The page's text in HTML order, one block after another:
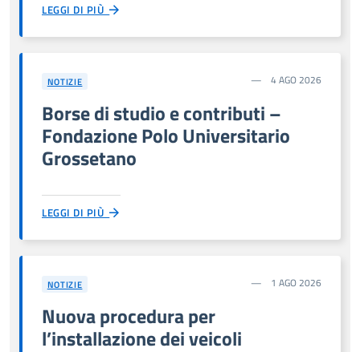
LEGGI DI PIÙ
NOTIZIE 4 AGO 2026
Borse di studio e contributi –
Fondazione Polo Universitario
Grossetano
LEGGI DI PIÙ
NOTIZIE 1 AGO 2026
Nuova procedura per
l’installazione dei veicoli